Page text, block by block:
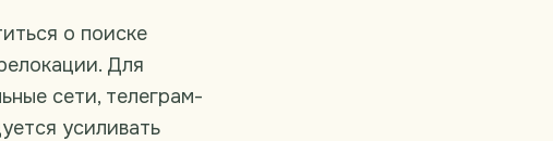
о поиске
Для
сети, телеграм-
усиливать